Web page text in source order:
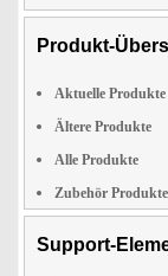
Produkt-
Aktuelle Produkte
Ältere Produkte
Alle Produkte
Zubehör Produkte
Support-